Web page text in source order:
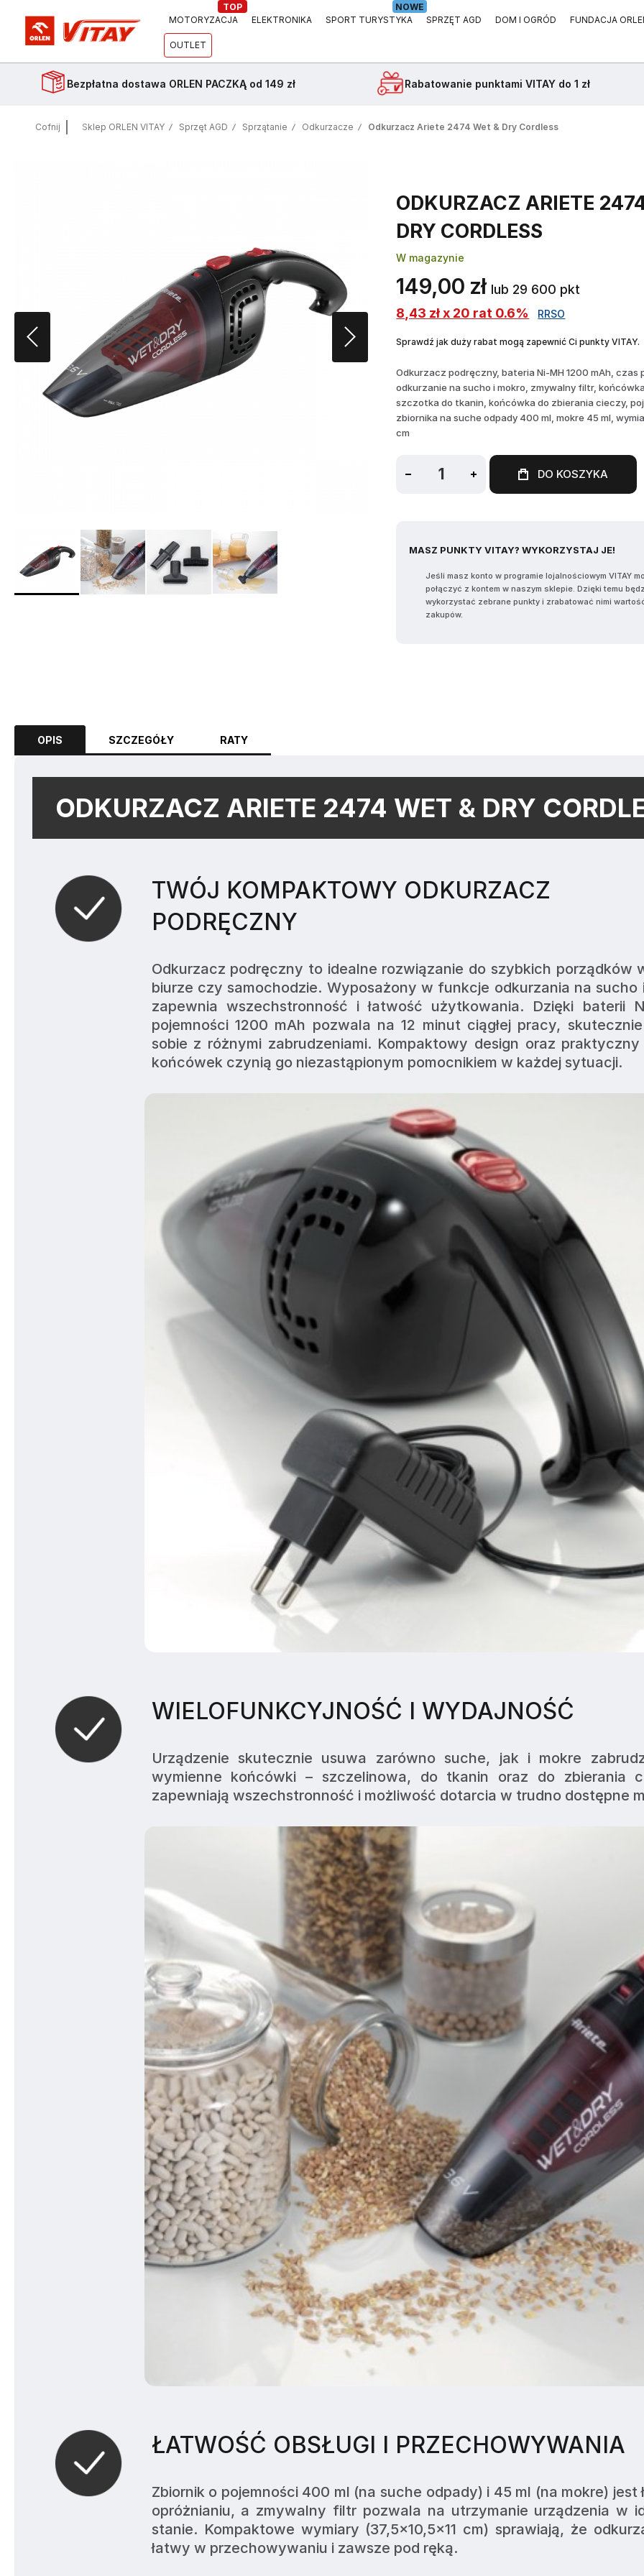
MOTORYZACJA
TOP
ELEKTRONIKA
SPORT TURYSTYKA
NOWE
SPRZĘT AGD
DOM I OGRÓD FUNDACJA
OUTLET
Bezpłatna dostawa ORLEN PACZKĄ od 149 zł Rabatowanie punktami VITAY do 1 zł
Cofnij Sklep ORLEN VITAY Sprzęt AGD Sprzątanie Odkurzacze Odkurzacz Ariete 2474 Wet & Dry Cordless
ODKURZACZ ARIETE
DRY CORDLESS
W magazynie
149,00 zł lub 29 600 pkt
8,43 zł x 20 rat 0.6%
RRSO
Sprawdź jak duży rabat mogą zapewnić Ci punkty VITAY.
Odkurzacz podręczny, bateria Ni-MH 1200 mAh, czas
odkurzanie na sucho i mokro, zmywalny filtr,
szczotka do tkanin, końcówka do zbierania cieczy,
zbiornika na suche odpady 400 ml, mokre 45 ml,
cm
DO KOSZYKA
MASZ PUNKTY VITAY? WYKORZYSTAJ JE!
Jeśli masz konto w programie lojalnościowym VITAY
połączyć z kontem w naszym sklepie. Dzięki temu
wykorzystać zebrane punkty i zrabatować nimi
zakupów.
OPIS
ODKURZACZ ARIETE 2474 WET & DRY
TWÓJ KOMPAKTOWY ODKURZACZ
PODRĘCZNY
Odkurzacz podręczny to idealne rozwiązanie do szybkich porządków
biurze czy samochodzie. Wyposażony w funkcje odkurzania na sucho
zapewnia wszechstronność i łatwość użytkowania. Dzięki baterii
pojemności 1200 mAh pozwala na 12 minut ciągłej pracy,
sobie z różnymi zabrudzeniami. Kompaktowy design oraz
końcówek czynią go niezastąpionym pomocnikiem w każdej sytuacji.
WIELOFUNKCYJNOŚĆ I WYDAJNOŚĆ
Urządzenie skutecznie usuwa zarówno suche, jak i mokre
wymienne końcówki – szczelinowa, do tkanin oraz do zbierania
zapewniają wszechstronność i możliwość dotarcia w trudno dostępne
ŁATWOŚĆ OBSŁUGI I PRZECHOWYWANIA
Zbiornik o pojemności 400 ml (na suche odpady) i 45 ml (na mokre) jest
opróżnianiu, a zmywalny filtr pozwala na utrzymanie urządzenia w
stanie. Kompaktowe wymiary (37,5x10,5x11 cm) sprawiają, że
łatwy w przechowywaniu i zawsze pod ręką.
SZCZEGÓŁY RATY